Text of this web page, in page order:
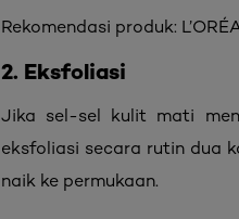
Rekomendasi produk:
2. Eksfoliasi
Jika sel-sel kulit mati
eksfoliasi secara rutin dua
naik ke permukaan.